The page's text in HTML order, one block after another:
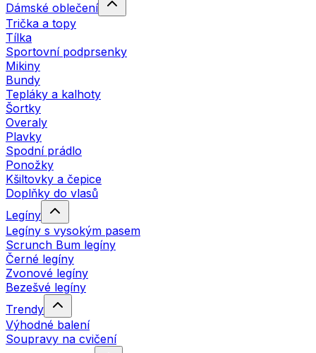
Dámské oblečení
Trička a topy
Tílka
Sportovní podprsenky
Mikiny
Bundy
Tepláky a kalhoty
Šortky
Overaly
Plavky
Spodní prádlo
Ponožky
Kšiltovky a čepice
Doplňky do vlasů
Legíny
Legíny s vysokým pasem
Scrunch Bum legíny
Černé legíny
Zvonové legíny
Bezešvé legíny
Trendy
Výhodné balení
Soupravy na cvičení